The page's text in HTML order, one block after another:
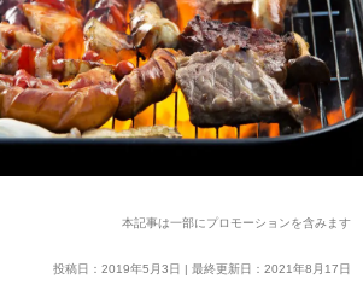
本記事は一部にプロモーションを含みます
投稿日：2019年5月3日 | 最終更新日：2021年8月17日